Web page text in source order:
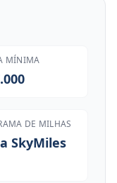
MÍNIMA
DE MILHAS
SkyMiles